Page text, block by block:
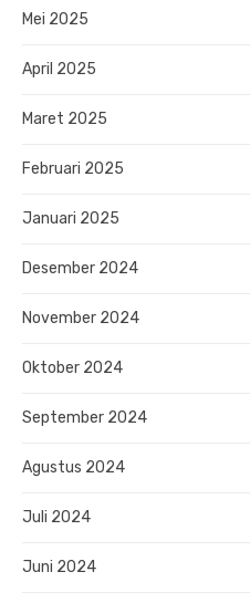
Mei 2025
April 2025
Maret 2025
Februari 2025
Januari 2025
Desember 2024
November 2024
Oktober 2024
September 2024
Agustus 2024
Juli 2024
Juni 2024